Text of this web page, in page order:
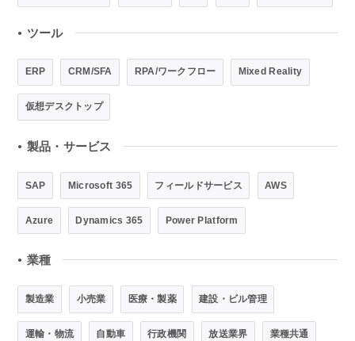
● ツール
ERP CRM/SFA RPA/ワークフロー Mixed Reality
仮想デスクトップ
● 製品・サービス
SAP Microsoft 365 フィールドサービス AWS
Azure Dynamics 365 Power Platform
● 業種
製造業 小売業 医療・製薬 建設・ビル管理
運輸・物流 自動車 行政機関 放送業界 業種共通